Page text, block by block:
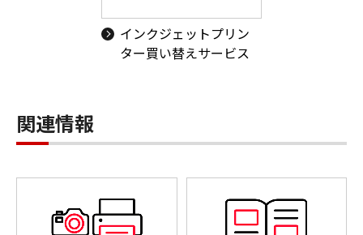
インクジェットプリン
ター買い替えサービス
関連情報